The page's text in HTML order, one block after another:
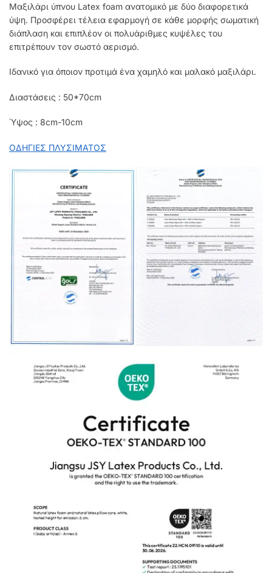
Μαξιλάρι ύπνου Latex foam ανατομικό με δύο διαφορετικά
ύψη. Προσφέρει τέλεια εφαρμογή σε κάθε μορφής σωματική
διάπλαση και επιπλέον οι πολυάριθμες κυψέλες του
επιτρέπουν τον σωστό αερισμό.
Ιδανικό για όποιον προτιμά ένα χαμηλό και μαλακό μαξιλάρι.
Διαστάσεις : 50*70cm
Ύψος : 8cm-10cm
ΟΔΗΓΙΕΣ ΠΛΥΣΙΜΑΤΟΣ